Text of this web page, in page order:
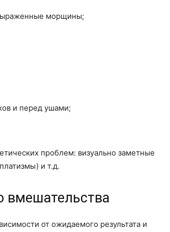
морщины;
и перед ушами;
проблем: визуально заметные
и т.д.
вмешательства
от ожидаемого результата и